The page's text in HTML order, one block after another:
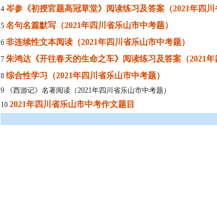
4 岑参《初授官题高冠草堂》阅读练习及答案（2021年四川
5 名句名篇默写（2021年四川省乐山市中考题）
6 非连续性文本阅读（2021年四川省乐山市中考题）
7 朱鸿达《开往春天的生命之车》阅读练习及答案（2021年
8 综合性学习（2021年四川省乐山市中考题）
9 《西游记》名著阅读（2021年四川省乐山市中考题）
10 2021年四川省乐山市中考作文题目